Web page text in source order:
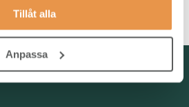
Tillåt alla
Anpassa
närvarande och stöttande chef.